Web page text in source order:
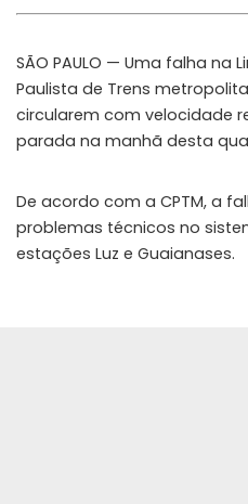
SÃO PAULO — Uma falha na
Paulista de Trens
circularem com velocidade
parada na manhã desta
De acordo com a CPTM, a
problemas técnicos no
estações Luz e Guaianases.